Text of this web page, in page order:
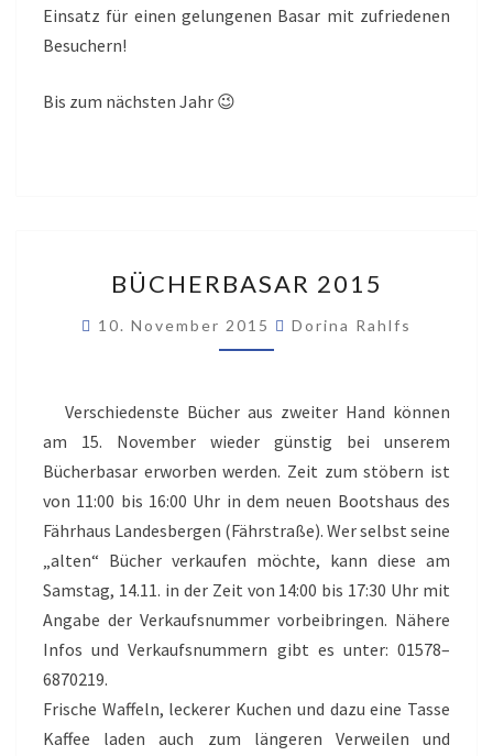
Einsatz für einen gelungenen Basar mit zufriedenen
Besuchern!
Bis zum nächsten Jahr 😉
2015
BÜCHERBASAR 2015
10. November 2015 Dorina Rahlfs
Verschiedenste Bücher aus zweiter Hand können
am 15. November wieder günstig bei unserem
Bücherbasar erworben werden. Zeit zum stöbern ist
von 11:00 bis 16:00 Uhr in dem neuen Bootshaus des
Fährhaus Landesbergen (Fährstraße). Wer selbst seine
„alten“ Bücher verkaufen möchte, kann diese am
Samstag, 14.11. in der Zeit von 14:00 bis 17:30 Uhr mit
Angabe der Verkaufsnummer vorbeibringen. Nähere
Infos und Verkaufsnummern gibt es unter: 01578–
6870219.
Frische Waffeln, leckerer Kuchen und dazu eine Tasse
Kaffee laden auch zum längeren Verweilen und